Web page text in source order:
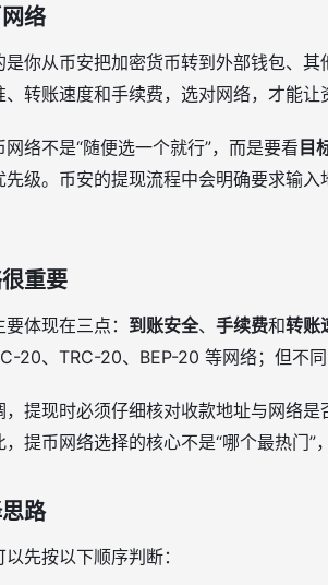
络
是你从币安把加密货币转到外部钱包、
转账速度和手续费，选对网络，才能让
络不是“随便选一个就行”，而是要看 目
级。币安的提现流程中会明确要求输
重要
体现在三点： 到账安全、 手续费和转账
20、TRC-20、BEP-20 等网络；但不
提现时必须仔细核对收款地址与网络
提币网络选择的核心不是“哪个最热门”
路
先按以下顺序判断：